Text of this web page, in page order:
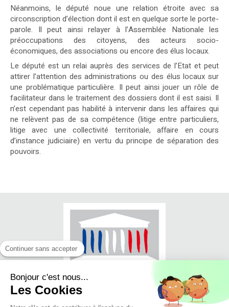
Néanmoins, le député noue une relation étroite avec sa
circonscription d’élection dont il est en quelque sorte le porte-
parole. Il peut ainsi relayer à l’Assemblée Nationale les
préoccupations des citoyens, des acteurs socio-
économiques, des associations ou encore des élus locaux.
Le député est un relai auprès des services de l’Etat et peut
attirer l’attention des administrations ou des élus locaux sur
une problématique particulière. Il peut ainsi jouer un rôle de
facilitateur dans le traitement des dossiers dont il est saisi. Il
n’est cependant pas habilité à intervenir dans les affaires qui
ne relèvent pas de sa compétence (litige entre particuliers,
litige avec une collectivité territoriale, affaire en cours
d’instance judiciaire) en vertu du principe de séparation des
pouvoirs.
Continuer sans accepter
Bonjour c'est nous...
Les Cookies